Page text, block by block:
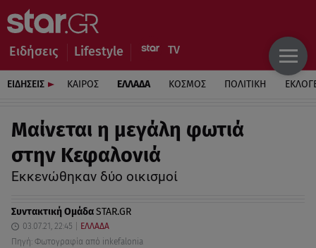
Ειδήσεις Lifestyle
ΕΙΔΗΣΕΙΣ ΚΑΙΡΟΣ ΕΛΛΑΔΑ ΚΟΣΜΟΣ ΠΟΛΙΤΙΚΗ
Μαίνεται η μεγάλη φωτιά
στην Κεφαλονιά
Εκκενώθηκαν δύο οικισμοί
Συντακτική ΟμάδαSTAR.GR
03.07.21, 22:45
ΕΛΛΑΔΑ
Πηγή: Φωτογραφία από inkefalonia